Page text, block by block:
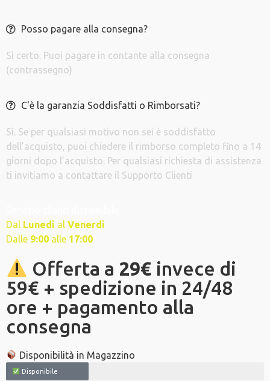
Posso pagare alla consegna?
Sì certo. Puoi pagare in contante alla consegna
(contrassegno)
C'è la garanzia Soddisfatti o Rimborsati?
Sì. Se per qualsiasi motivo non sei è soddisfatto
dell’acquisto, puoi chiedere il rimborso completo fino a 14
giorni dopo l’acquisto. Per qualsiasi richiesta di assistenza
ti invitiamo a contattare il Supporto Clienti
Dal Lunedì al Venerdì
Dalle 9:00 alle 17:00
Offerta a 29€ invece di
59€ + spedizione in 24/48
ore + pagamento alla
consegna
Disponibilità in Magazzino
Disponibile